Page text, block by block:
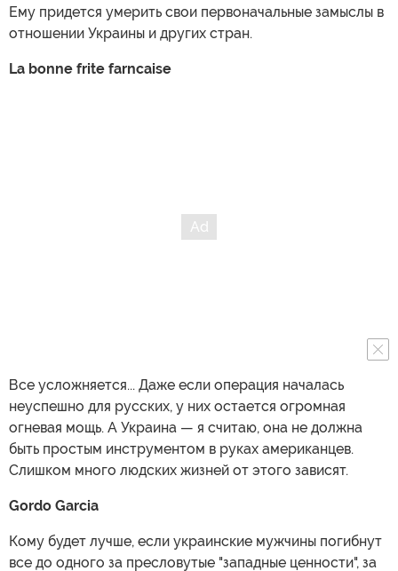
Ему придется умерить свои первоначальные замыслы в
отношении Украины и других стран.
La bonne frite farncaise
Все усложняется... Даже если операция началась
неуспешно для русских, у них остается огромная
огневая мощь. А Украина — я считаю, она не должна
быть простым инструментом в руках американцев.
Слишком много людских жизней от этого зависят.
Gordo Garcia
Кому будет лучше, если украинские мужчины погибнут
все до одного за пресловутые "западные ценности", за